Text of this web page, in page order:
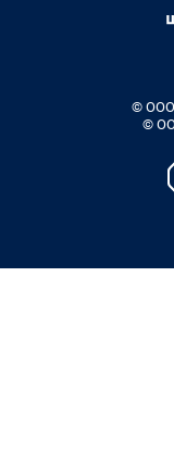
© ООО
©